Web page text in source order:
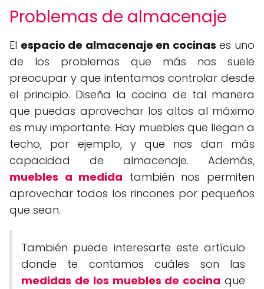
Problemas de almacenaje
El espacio de almacenaje en cocinas es uno
de los problemas que más nos suele
preocupar y que intentamos controlar desde
el principio. Diseña la cocina de tal manera
que puedas aprovechar los altos al máximo
es muy importante. Hay muebles que llegan a
techo, por ejemplo, y que nos dan más
capacidad de almacenaje. Además,
muebles a medida también nos permiten
aprovechar todos los rincones por pequeños
que sean.
También puede interesarte este artículo
donde te contamos cuáles son las
medidas de los muebles de cocina que